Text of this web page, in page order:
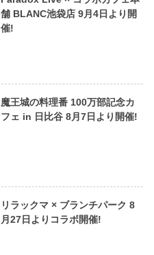
舗 BLANC池袋店 9月4日より開
催!
魔王城の料理番 100万部記念カ
フェ in 日比谷 8月7日より開催!
リラックマ × ブランチパーク 8
月27日よりコラボ開催!